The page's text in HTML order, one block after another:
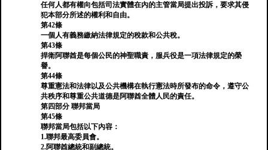
任何人都有權向包括司法實體在內的主管當局提出投訴，要求其侵
犯本部分所述的權利和自由。
第42條
一個人有義務繳納法律規定的稅款和公共稅。
第43條
捍衛阿聯酋是每個公民的神聖職責，服兵役是一項法律規定的榮
譽。
第44條
尊重憲法和法律以及公共機構在執行憲法時所發布的命令，遵守公
共秩序和尊重公共道德是阿聯酋全體人民的責任。
第四部分 聯邦當局
第45條
聯邦當局包括以下內容：
1.聯邦最高委員會。
2.阿聯酋總統和副總統。